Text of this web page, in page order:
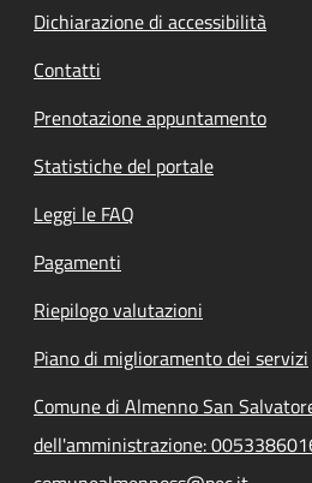
Dichiarazione di accessibilità
Contatti
Prenotazione appuntamento
Statistiche del portale
Leggi le FAQ
Pagamenti
Riepilogo valutazioni
Piano di miglioramento dei servizi
Comune di Almenno San
dell'amministrazione: